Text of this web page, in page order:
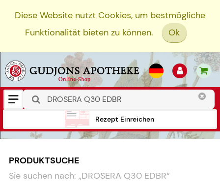
Diese Website nutzt Cookies, um bestmögliche
Funktionalität bieten zu können.
Ok
Rezept Einreichen
PRODUKTSUCHE
Sie suchen nach: „DROSERA Q30 EDBR“